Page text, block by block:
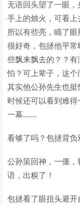
无语回头望了一眼
手上的烛火，可看上
所以有些亮，瞄了
很好奇，包拯他平
些飘来飘去的？？
怕？可上辈子，这
其实他公孙先生也挺
时候还可以看到难
一幕.......
看够了吗？包拯背负
公孙策回神，一僵
语，出糗了！
包拯看了眼扭头避